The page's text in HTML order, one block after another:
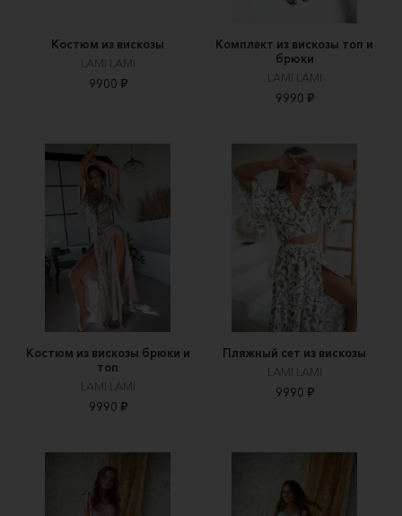
Костюм из вискозы
LAMI LAMI
9900 ₽
Комплект из вискозы топ и
брюки
LAMI LAMI
9990 ₽
Костюм из вискозы брюки и
топ
LAMI LAMI
9990 ₽
Пляжный сет из вискозы
LAMI LAMI
9990 ₽